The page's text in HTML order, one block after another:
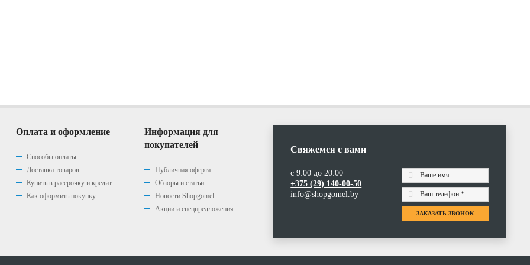
Оплата и оформление
Способы оплаты
Доставка товаров
Купить в рассрочку и кредит
Как оформить покупку
Информация для
покупателей
Публичная оферта
Обзоры и статьи
Новости Shopgomel
Акции и спецпредложения
Свяжемся с вами
с 9:00 до 20:00
+375 (29) 140-00-50
info@shopgomel.by
ЗАКАЗАТЬ ЗВОНОК